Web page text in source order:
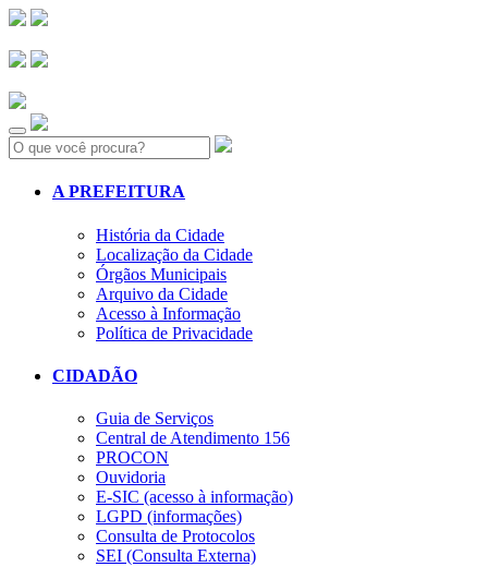
Search:
A PREFEITURA
História da Cidade
Localização da Cidade
Órgãos Municipais
Arquivo da Cidade
Acesso à Informação
Política de Privacidade
CIDADÃO
Guia de Serviços
Central de Atendimento 156
PROCON
Ouvidoria
E-SIC (acesso à informação)
LGPD (informações)
Consulta de Protocolos
SEI (Consulta Externa)